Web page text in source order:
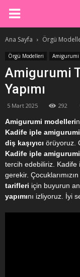
Ana Sayfa Örgü
Örgü Modelleri Amigurumi
Amigurumi
Yapımı
5 Mart 2025 292
Amigurumi modelleri
Kadife iple
diş kaşıyıcı örüyoruz.
Kadife iple amigurumi
tercih edebiliriz. Kadife
gerekir.
tarifleri için buyurun
yapımını izliyoruz. İyi